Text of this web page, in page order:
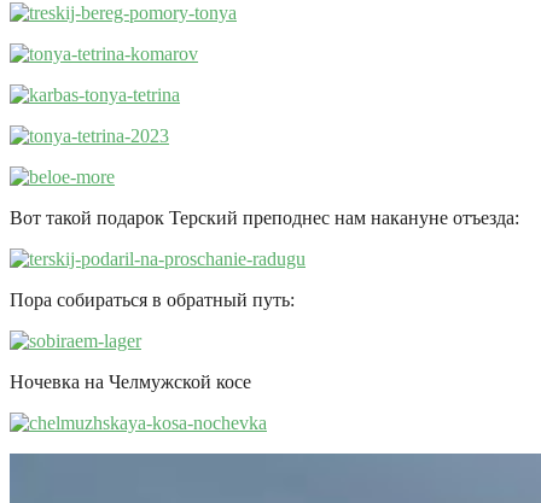
Вот такой подарок Терский преподнес нам накануне отъезда:
Пора собираться в обратный путь:
Ночевка на Челмужской косе